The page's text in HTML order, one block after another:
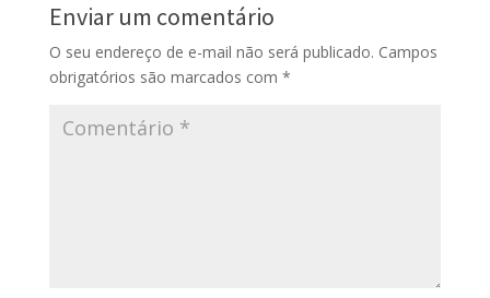
Enviar um comentário
O seu endereço de e-mail não será publicado. Campos
obrigatórios são marcados com *